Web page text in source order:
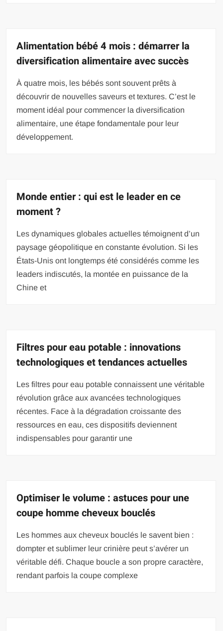
Alimentation bébé 4 mois : démarrer la
diversification alimentaire avec succès
À quatre mois, les bébés sont souvent prêts à
découvrir de nouvelles saveurs et textures. C’est le
moment idéal pour commencer la diversification
alimentaire, une étape fondamentale pour leur
développement.
Monde entier : qui est le leader en ce
moment ?
Les dynamiques globales actuelles témoignent d’un
paysage géopolitique en constante évolution. Si les
États-Unis ont longtemps été considérés comme les
leaders indiscutés, la montée en puissance de la
Chine et
Filtres pour eau potable : innovations
technologiques et tendances actuelles
Les filtres pour eau potable connaissent une véritable
révolution grâce aux avancées technologiques
récentes. Face à la dégradation croissante des
ressources en eau, ces dispositifs deviennent
indispensables pour garantir une
Optimiser le volume : astuces pour une
coupe homme cheveux bouclés
Les hommes aux cheveux bouclés le savent bien :
dompter et sublimer leur crinière peut s’avérer un
véritable défi. Chaque boucle a son propre caractère,
rendant parfois la coupe complexe